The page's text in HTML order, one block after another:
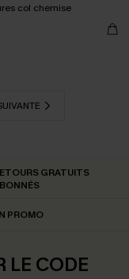
col chemise
GRATUITS
PROMO
LE CODE